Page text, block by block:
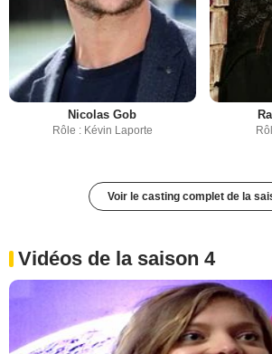
Nicolas Gob
Rôle : Kévin Laporte
Voir le casting complet de la
Vidéos de la saison 4